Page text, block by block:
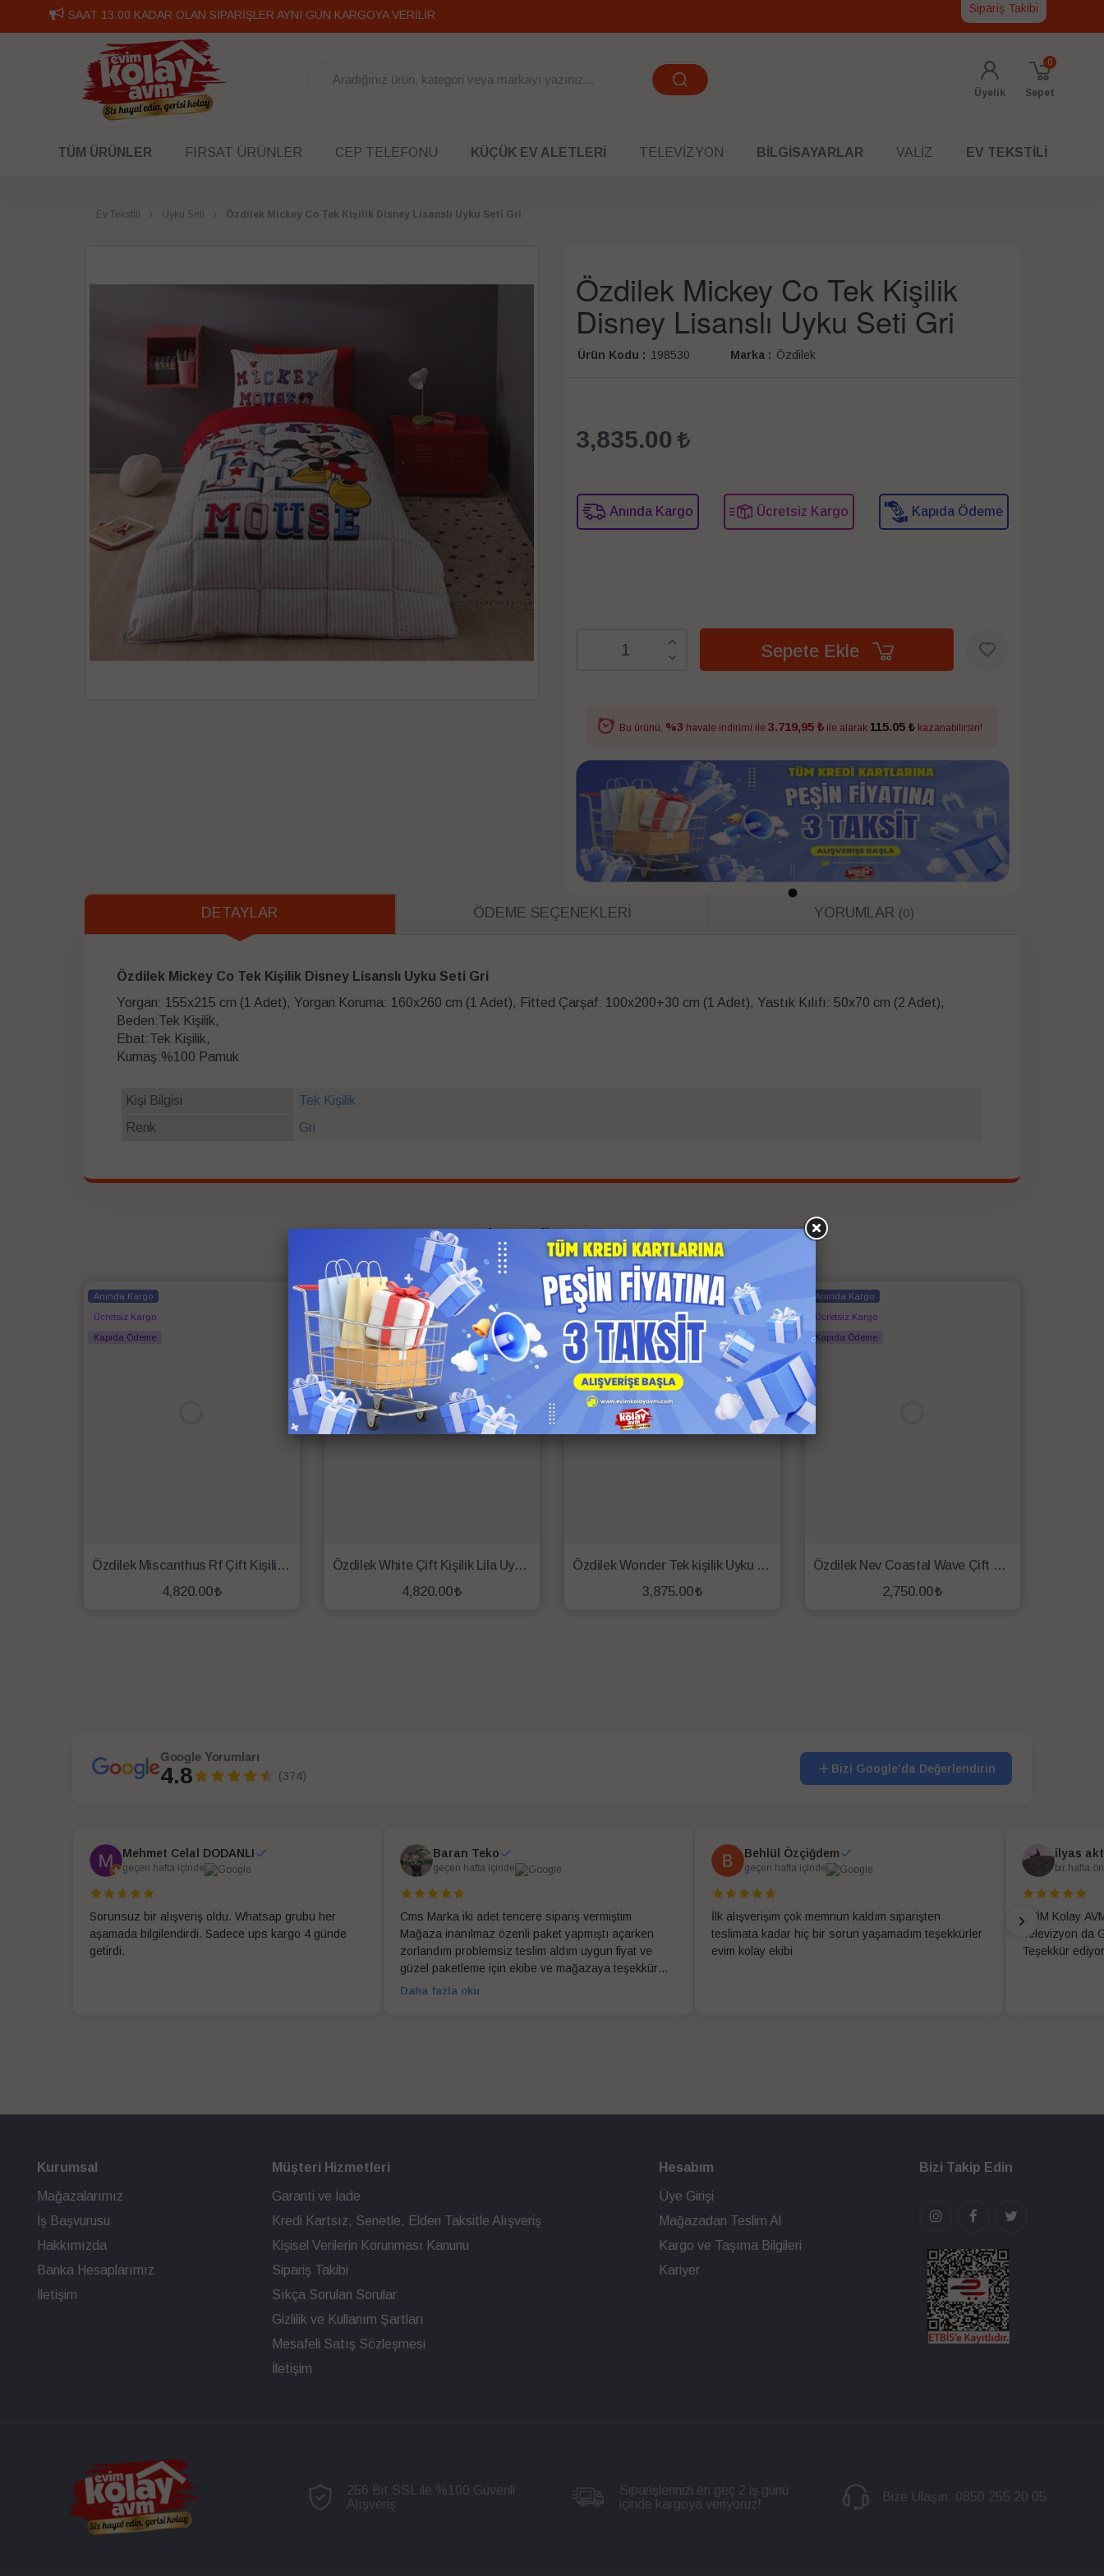
SAAT 13:00 KADAR OLAN SİPARİŞLER AYNI GÜN KARGOYA VERİLİR Sipariş Takibi
Üyelik Sepet
0
TÜM ÜRÜNLER FIRSAT ÜRÜNLER CEP TELEFONU KÜÇÜK EV ALETLERI TELEVIZYON BILGISAYARLAR VALIZ EV TEKSTILI
Ev Tekstili Uyku Seti Özdilek Mickey Co Tek Kişilik Disney Lisanslı Uyku Seti Gri
Özdilek Mickey Co Tek Kişilik
Disney Lisanslı Uyku Seti Gri
Ürün Kodu : 198530 Marka : Özdilek
3,835.00
Anında Kargo Ücretsiz Kargo Kapıda Ödeme
Sepete Ekle
Bu ürünü, %3 havale indirimi ile3.719,95 ₺ ile alarak 115.05 ₺ kazanabilirsin!
DETAYLAR ÖDEME SEÇENEKLERI YORUMLAR (0)
Özdilek Mickey Co Tek Kişilik Disney Lisanslı Uyku Seti Gri
Yorgan: 155x215 cm (1 Adet), Yorgan Koruma: 160x260 cm (1 Adet), Fitted Çarşaf: 100x200+30 cm (1 Adet), Yastık Kılıfı: 50x70 cm (2 Adet),
Beden:Tek Kişilik,
Ebat:Tek Kişilik,
Kumaş:%100 Pamuk
Kişi Bilgisi
Tek Kişilik
Renk
Gri
İlgili Ürünler
Anında Kargo
Ücretsiz Kargo
Kapıda Ödeme
Özdilek Miscanthus Rf Çift Kişilik Uyku Seti Krem
4,820.00
Anında Kargo
Ücretsiz Kargo
Kapıda Ödeme
Özdilek White Çift Kişilik Lila Uyku Seti
4,820.00
Anında Kargo
Ücretsiz Kargo
Kapıda Ödeme
Özdilek Wonder Tek kişilik Uyku Seti Lacivert
3,875.00
Anında Kargo
Ücretsiz Kargo
Kapıda Ödeme
Özdilek Nev Coastal Wave Çift Kişilik Uyku Seti Mavi
2,750.00
Google Yorumları
4.8 (374)
Bizi Google'da Değerlendirin
Mehmet Celal DODANLI
geçen hafta içinde
Sorunsuz bir alışveriş oldu. Whatsap grubu her
aşamada bilgilendirdi. Sadece ups kargo 4 günde
getirdi.
Baran Teko
geçen hafta içinde
Cms Marka iki adet tencere sipariş vermiştim
Mağaza inanılmaz özenli paket yapmıştı açarken
zorlandım problemsiz teslim aldım uygun fiyat ve
güzel paketleme için ekibe ve mağazaya teşekkür
ederim
Daha fazla oku
Behlül Özçiğdem
geçen hafta içinde
İlk alışverişim çok memnun kaldım siparişten
teslimata kadar hiç bir sorun yaşamadım teşekkürler
evim kolay ekibi
ilyas
bir hafta
EVİM Kolay
Televizyon da
Teşekkür
Kurumsal
Mağazalarımız
İş Başvurusu
Hakkımızda
Banka Hesaplarımız
İletişim
Müşteri Hizmetleri
Garanti ve İade
Kredi Kartsız, Senetle, Elden Taksitle Alışveriş
Kişisel Verilerin Korunması Kanunu
Sipariş Takibi
Sıkça Sorulan Sorular
Gizlilik ve Kullanım Şartları
Mesafeli Satış Sözleşmesi
İletişim
Hesabım
Üye Girişi
Mağazadan Teslim Al
Kargo ve Taşıma Bilgileri
Kariyer
Bizi Takip Edin
256 Bit SSL ile %100 Güvenli
Alışveriş
Siparişlerinizi en geç 2 iş günü
içinde kargoya veriyoruz!
Bize Ulaşın: 0850 255 20 05